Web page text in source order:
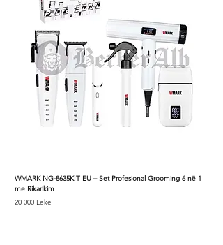
WMARK NG-8635KIT EU – Set Profesional Grooming 6 në 1
me Rikarikim
Price
20 000 Lekë